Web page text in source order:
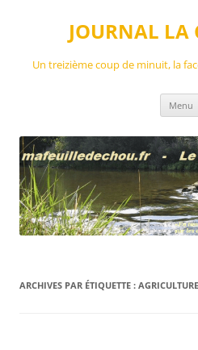
JOURNAL LA
Un treizième coup de minuit, la
Menu
ARCHIVES PAR ÉTIQUETTE : AGRICULTURE